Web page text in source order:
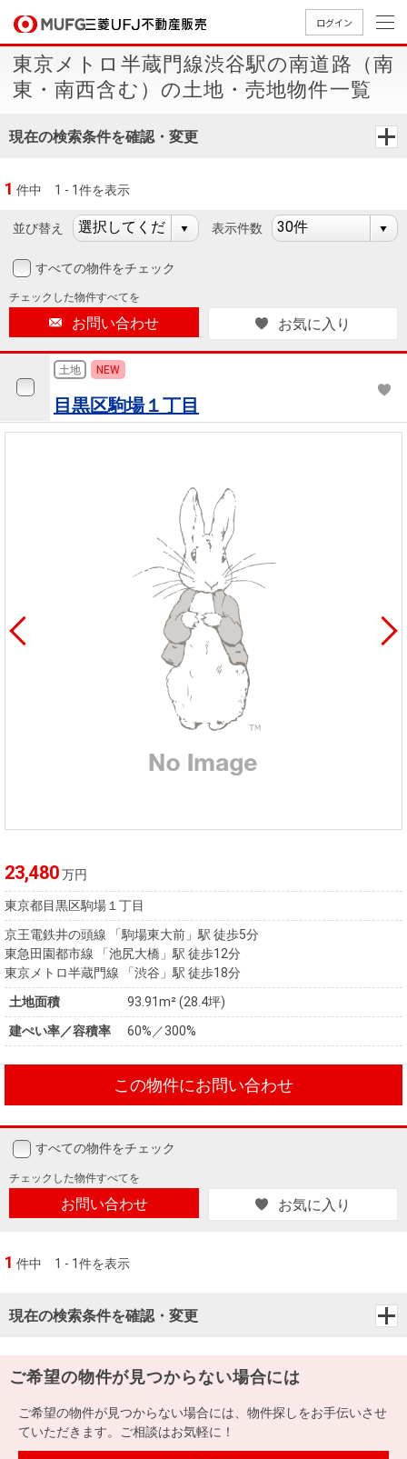
ログイン
買いたいTOP
中古
マン
ショ
ンを
探す
築・
中古
を探
住宅ロー
ンシミュ
レーショ
ン
税金の本
（電子ブ
ック）
売りたいTOP
無
料
査
定
却
相
周辺相場
検索
売却ガイ
店舗案内TOP
店舗のご
案内（首
都圏）
古屋）
案内（関
西）
会社情報TOP
ごあいさ
つ
Way
経営ビジ
ョン
沿革
本社地
ニュース
採用情報TOP
新卒採用
情報
買いたい
売りたい
店舗案内
会社情報
採用情報
法人のお客さま
提携企業にお勤めの方
東京メトロ半蔵門線渋谷駅の南道路（南
東・南西含む）の土地・売地物件一覧
現在の検索条件を確認・変更
1 件中 1 - 1件を表示
並び替え 表示件数
すべての物件をチェック
チェックした物件すべてを
お問い合わせ お気に入り
土地 NEW
目黒区駒場１丁目
23,480万円
東京都目黒区駒場１丁目
京王電鉄井の頭線 「駒場東大前」駅 徒歩5分
東急田園都市線 「池尻大橋」駅 徒歩12分
東京メトロ半蔵門線 「渋谷」駅 徒歩18分
土地面積
93.91m² (28.4坪)
建ぺい率／容積率
60%／300%
この物件にお問い合わせ
すべての物件をチェック
チェックした物件すべてを
お問い合わせ お気に入り
1 件中 1 - 1件を表示
現在の検索条件を確認・変更
ご希望の物件が見つからない場合には
ご希望の物件が見つからない場合には、物件探しをお手伝いさせ
ていただきます。ご相談はお気軽に！